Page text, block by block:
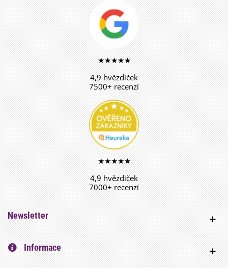
★★★★★
4,9 hvězdiček
7500+ recenzí
★★★★★
4,9 hvězdiček
7000+ recenzí
Newsletter
Informace